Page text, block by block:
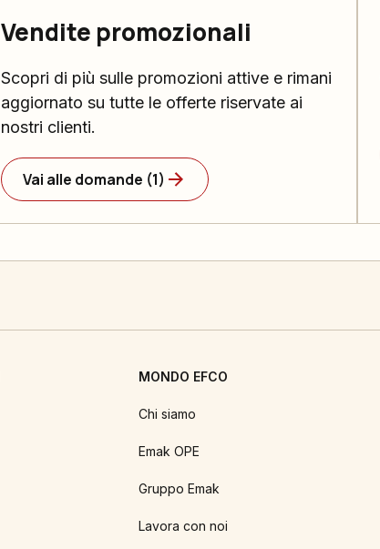
Vendite promozionali
Scopri di più sulle promozioni attive e rimani
aggiornato su tutte le offerte riservate ai
nostri clienti.
Vai alle domande (1)
MONDO EFCO
Chi siamo
Emak OPE
Gruppo Emak
Lavora con noi